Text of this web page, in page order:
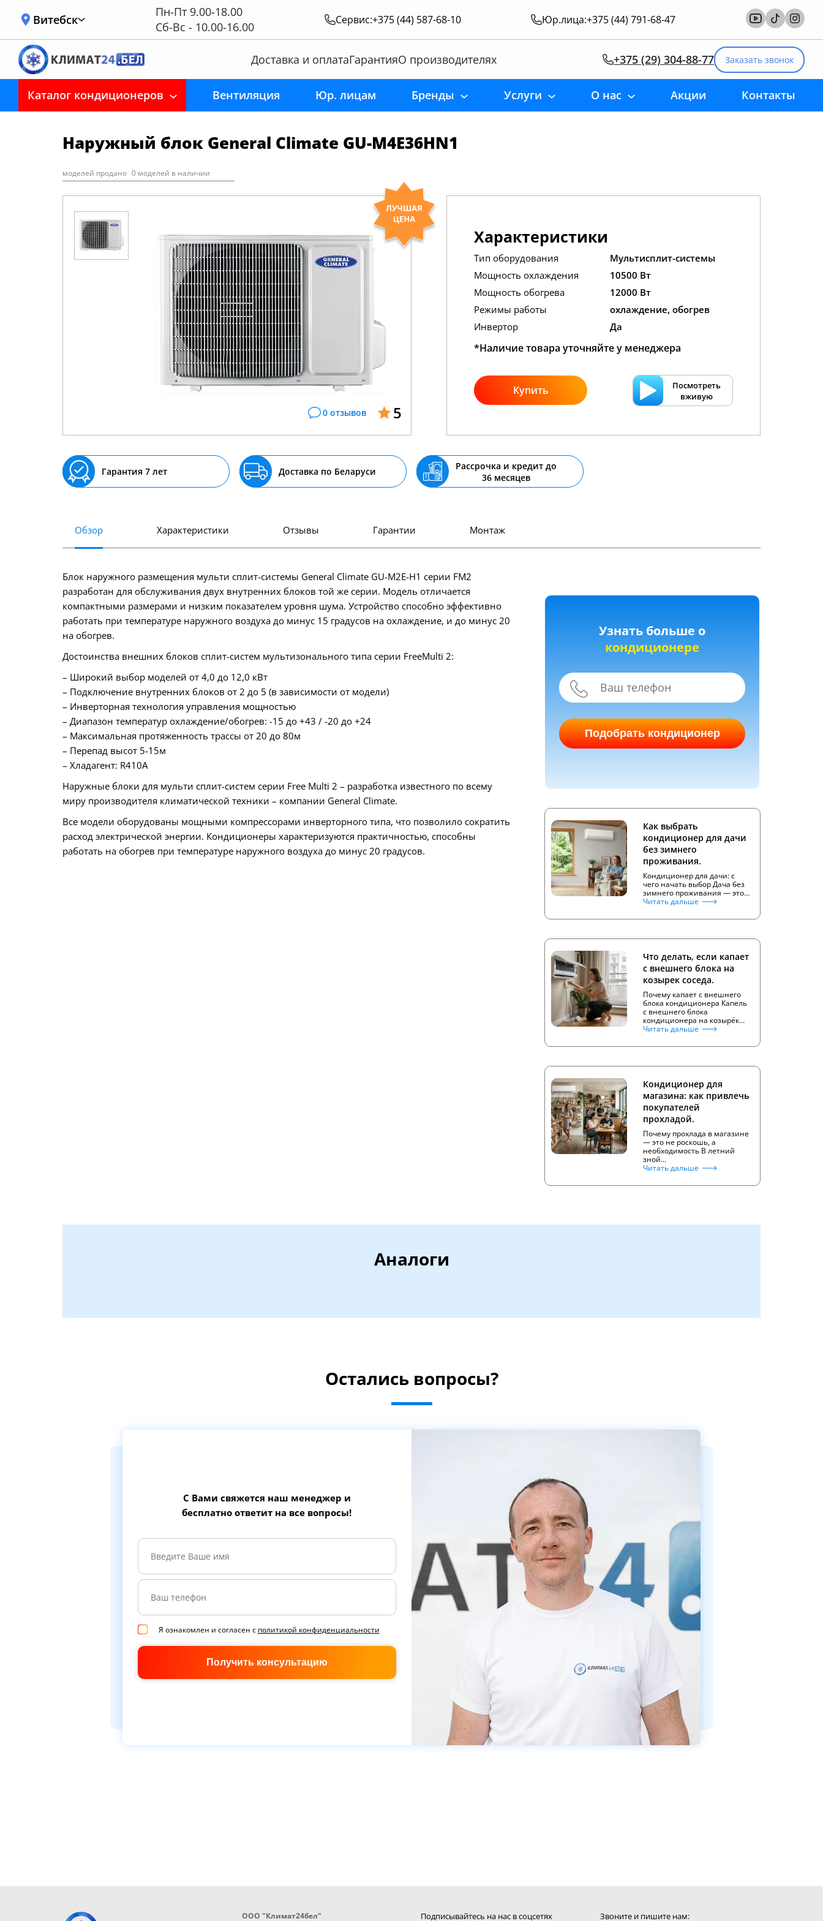
Витебск
Пн-Пт 9.00-18.00
Сб-Вс - 10.00-16.00
Сервис:+375 (44) 587-68-10 Юр.лица:+375 (44) 791-68-47
Доставка и оплатаГарантияО производителях +375 (29) 304-88-77 Заказать звонок
Каталог кондиционеров Вентиляция Юр. лицам Бренды Услуги О нас Акции Контакты
Наружный блок General Climate GU-M4E36HN1
моделей продано 0 моделей в наличии
0 отзывов 5
Характеристики
Тип оборудования
Мультисплит-системы
Мощность охлаждения
10500 Вт
Мощность обогрева
12000 Вт
Режимы работы
охлаждение, обогрев
Инвертор
Да
*Наличие товара уточняйте у менеджера
Купить
Посмотреть
вживую
Гарантия 7 лет Доставка по Беларуси
Рассрочка и кредит до
36 месяцев
Обзор Характеристики Отзывы Гарантии Монтаж
Блок наружного размещения мульти сплит-системы General Climate GU-M2E-H1 серии FM2
разработан для обслуживания двух внутренних блоков той же серии. Модель отличается
компактными размерами и низким показателем уровня шума. Устройство способно эффективно
работать при температуре наружного воздуха до минус 15 градусов на охлаждение, и до минус 20
на обогрев.
Достоинства внешних блоков сплит-систем мультизонального типа серии FreeMulti 2:
– Широкий выбор моделей от 4,0 до 12,0 кВт
– Подключение внутренних блоков от 2 до 5 (в зависимости от модели)
– Инверторная технология управления мощностью
– Диапазон температур охлаждение/обогрев: -15 до +43 / -20 до +24
– Максимальная протяженность трассы от 20 до 80м
– Перепад высот 5-15м
– Хладагент: R410A
Наружные блоки для мульти сплит-систем серии Free Multi 2 – разработка известного по всему
миру производителя климатической техники – компании General Climate.
Все модели оборудованы мощными компрессорами инверторного типа, что позволило сократить
расход электрической энергии. Кондиционеры характеризуются практичностью, способны
работать на обогрев при температуре наружного воздуха до минус 20 градусов.
Узнать больше о
кондиционере
Подобрать кондиционер
Как выбрать
кондиционер для дачи
без зимнего
проживания.
Кондиционер для дачи: с
чего начать выбор Дача без
зимнего проживания — это…
Читать дальше
Что делать, если капает
с внешнего блока на
козырек соседа.
Почему капает с внешнего
блока кондиционера Капель
с внешнего блока
кондиционера на козырёк…
Читать дальше
Кондиционер для
магазина: как привлечь
покупателей
прохладой.
Почему прохлада в магазине
— это не роскошь, а
необходимость В летний
зной…
Читать дальше
Аналоги
Остались вопросы?
С Вами свяжется наш менеджер и
бесплатно ответит на все вопросы!
Я ознакомлен и согласен с политикой конфиденциальности
Получить консультацию
ООО "Климат24бел" Подписывайтесь на нас в соцсетях Звоните и пишите нам: